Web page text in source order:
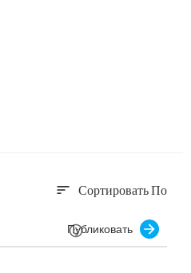
sort Сортировать По
Публиковать